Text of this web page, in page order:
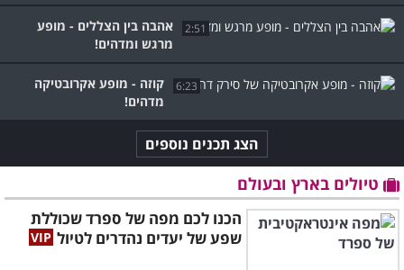
2:51
אהבה בין הצללים - מופע
מרגש ומדהים!
6:23
קוזה - מופע אקרובטיקה
מדהים!
הצג תכנים נוספים
טיולים בארץ ובעולם
הכנו לכם מפה של ספרד שכוללת
שפע של יעדים נהדרים לטיול